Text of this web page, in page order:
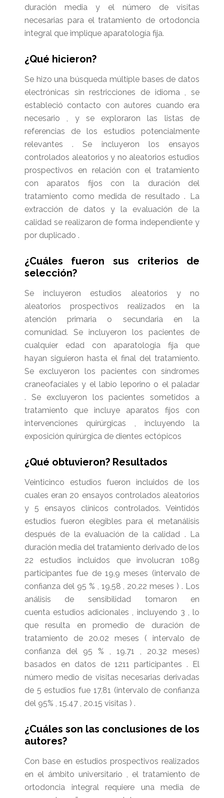
duración media y el número de visitas
necesarias para el tratamiento de ortodoncia
integral que implique aparatología fija.
¿Qué hicieron?
Se hizo una búsqueda múltiple bases de datos
electrónicas sin restricciones de idioma , se
estableció contacto con autores cuando era
necesario , y se exploraron las listas de
referencias de los estudios potencialmente
relevantes . Se incluyeron los ensayos
controlados aleatorios y no aleatorios estudios
prospectivos en relación con el tratamiento
con aparatos fijos con la duración del
tratamiento como medida de resultado . La
extracción de datos y la evaluación de la
calidad se realizaron de forma independiente y
por duplicado .
¿Cuáles fueron sus criterios de
selección?
Se incluyeron estudios aleatorios y no
aleatorios prospectivos realizados en la
atención primaria o secundaria en la
comunidad. Se incluyeron los pacientes de
cualquier edad con aparatologia fija que
hayan siguieron hasta el final del tratamiento.
Se excluyeron los pacientes con síndromes
craneofaciales y el labio leporino o el paladar
. Se excluyeron los pacientes sometidos a
tratamiento que incluye aparatos fijos con
intervenciones quirúrgicas , incluyendo la
exposición quirúrgica de dientes ectópicos
¿Qué obtuvieron? Resultados
Veinticinco estudios fueron incluidos de los
cuales eran 20 ensayos controlados aleatorios
y 5 ensayos clínicos controlados. Veintidós
estudios fueron elegibles para el metanálisis
después de la evaluación de la calidad . La
duración media del tratamiento derivado de los
22 estudios incluidos que involucran 1089
participantes fue de 19,9 meses (intervalo de
confianza del 95 % , 19,58 , 20,22 meses ) . Los
análisis de sensibilidad tomaron en
cuenta estudios adicionales , incluyendo 3 , lo
que resulta en promedio de duración de
tratamiento de 20.02 meses ( intervalo de
confianza del 95 % , 19.71 , 20.32 meses)
basados ​​en datos de 1211 participantes . El
número medio de visitas necesarias derivadas
de 5 estudios fue 17,81 (intervalo de confianza
del 95% , 15.47 , 20.15 visitas ) .
¿Cuáles son las conclusiones de los
autores?
Con base en estudios prospectivos realizados
en el ámbito universitario , el tratamiento de
ortodoncia integral requiere una media de